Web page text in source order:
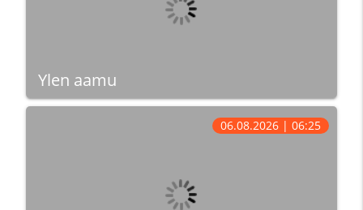
Ylen aamu
06.08.2026 | 06:25